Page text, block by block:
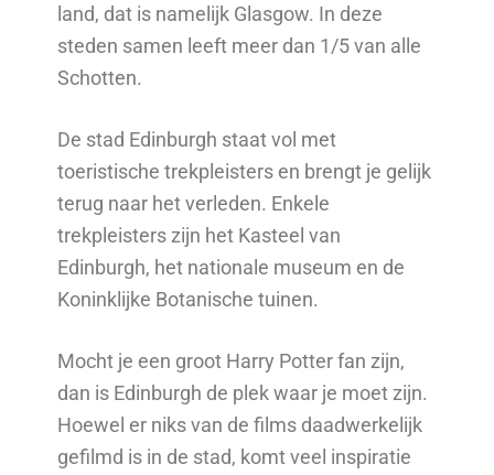
land, dat is namelijk Glasgow. In deze
steden samen leeft meer dan 1/5 van alle
Schotten.
De stad Edinburgh staat vol met
toeristische trekpleisters en brengt je gelijk
terug naar het verleden. Enkele
trekpleisters zijn het Kasteel van
Edinburgh, het nationale museum en de
Koninklijke Botanische tuinen.
Mocht je een groot Harry Potter fan zijn,
dan is Edinburgh de plek waar je moet zijn.
Hoewel er niks van de films daadwerkelijk
gefilmd is in de stad, komt veel inspiratie